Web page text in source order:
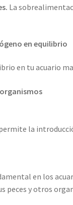
La
en equilibrio
en tu acuario
la
en los
peces y otros